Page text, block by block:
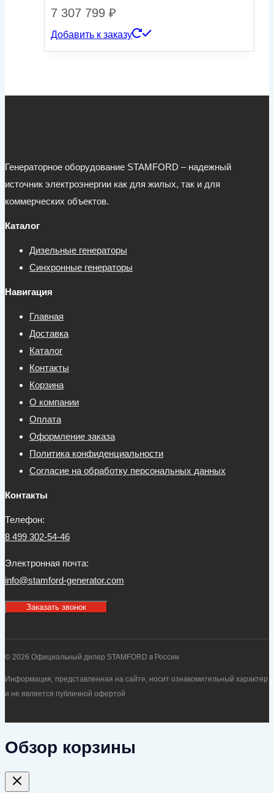
7 307 799 ₽
Добавить к заказу
Генераторное оборудование STAMFORD – надежный
источник электроэнергии как для жилых, так и для
коммерческих объектов.
Каталог
Дизельные генераторы
Синхронные генераторы
Навигация
Главная
Доставка
Каталог
Контакты
Корзина
О компании
Оплата
Оформление заказа
Политика конфиденциальности
Согласие на обработку персональных данных
Контакты
Телефон:
8 499 302-54-46
Электронная почта:
info@stamford-generator.com
Заказать звонок
© 2026 Официальный дилер STAMFORD в России
Информация, представленная на сайте, носит ознакомительный характер
и не является публичной офертой
Обзор корзины